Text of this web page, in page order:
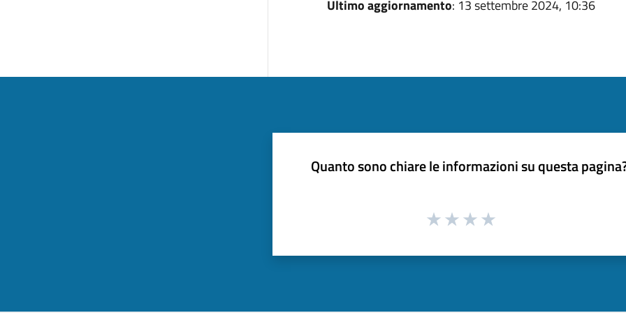
Ultimo aggiornamento: 13 settembre 2024, 10:36
Quanto sono chiare le informazioni su questa